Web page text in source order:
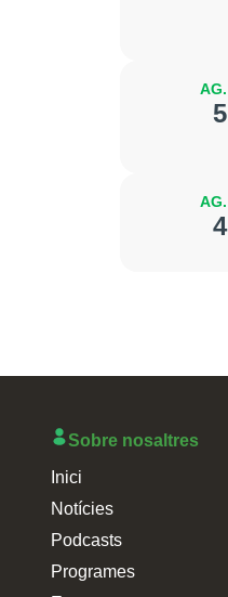
AG.
5
AG.
4
Sobre nosaltres
Inici
Notícies
Podcasts
Programes